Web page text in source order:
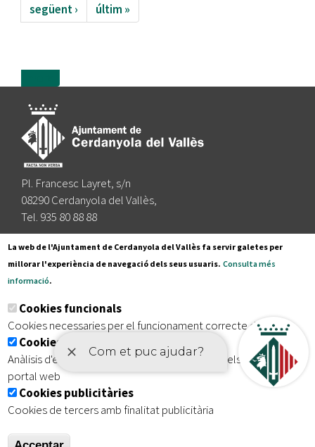
següent ›
últim »
Pl. Francesc Layret, s/n
08290 Cerdanyola del Vallès,
Tel. 935 80 88 88
Segueix-nos a:
Subscriu-te al nostre butlletí
Inici | Avís legal | Protecció de dades Mapa del lloc
| Accessibilitat
La web de l'Ajuntament de Cerdanyola del Vallès fa servir galetes per
millorar l'experiència de navegació dels seus usuaris. Consulta més
informació.
Cookies funcionals
Cookies necessaries per el funcionament correcte de la web
Cookies analítiques
Anàlisis d'estadístiques que permeten millorar els serveis del
portal web
Cookies publicitàries
Cookies de tercers amb finalitat publicitària